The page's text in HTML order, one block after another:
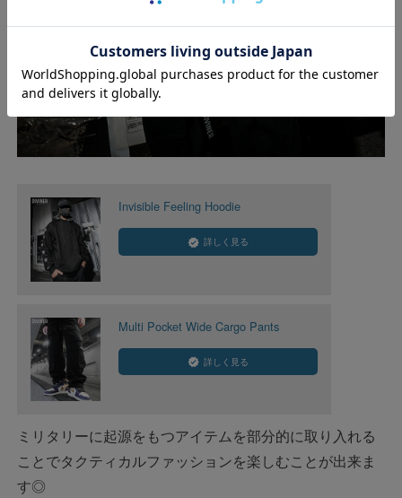
Invisible Feeling Hoodie
詳しく見る
Multi Pocket Wide Cargo Pants
詳しく見る
ミリタリーに起源をもつアイテムを部分的に取り入れる
ことでタクティカルファッションを楽しむことが出来ま
す◎